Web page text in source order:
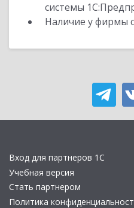
системы
Наличие у фирмы
Вход для партнеров 1С
Учебная версия
Стать партнером
Политика